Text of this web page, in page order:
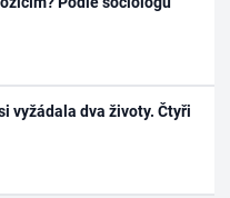
vyžádala dva životy. Čtyři